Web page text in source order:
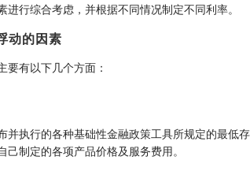
行综合考虑，并根据不同情况制定不同利率。
动的因素
要有以下几个方面：
并执行的各种基础性金融政策工具所规定的最低
制定的各项产品价格及服务费用。